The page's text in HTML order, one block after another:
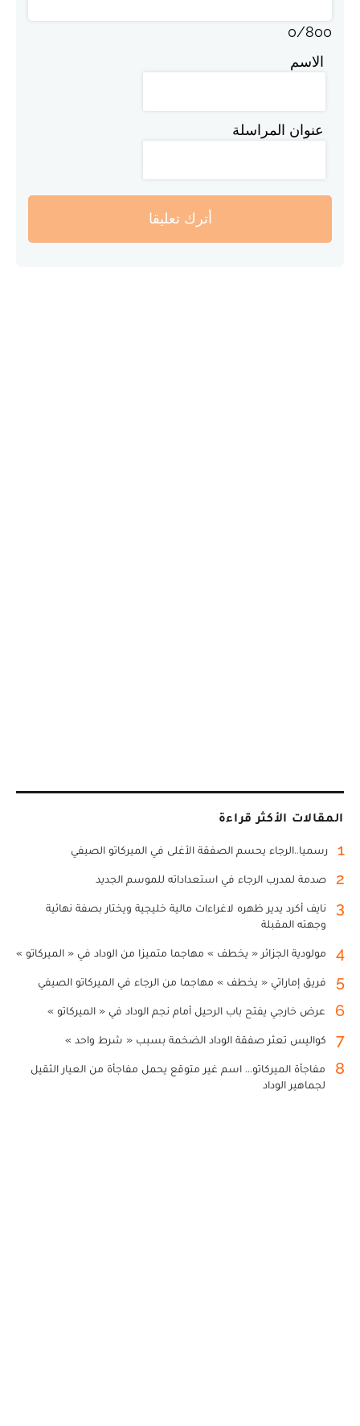
0/800
الاسم
عنوان المراسلة
أترك تعليقا
المقالات الأكثر قراءة
1 رسميا..الرجاء يحسم الصفقة الأغلى في الميركاتو الصيفي
2 صدمة لمدرب الرجاء في استعداداته للموسم الجديد
3
نايف أكرد يدير ظهره لاغراءات مالية خليجية ويختار بصفة نهائية
وجهته المقبلة
4 مولودية الجزائر « يخطف » مهاجما متميزا من الوداد في « الميركاتو »
5 فريق إماراتي « يخطف » مهاجما من الرجاء في الميركاتو الصيفي
6 عرض خارجي يفتح باب الرحيل أمام نجم الوداد في « الميركاتو »
7 كواليس تعثر صفقة الوداد الضخمة بسبب « شرط واحد »
8
مفاجأة الميركاتو... اسم غير متوقع يحمل مفاجأة من العيار الثقيل
لجماهير الوداد